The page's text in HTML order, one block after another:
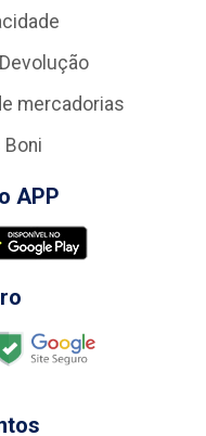
mercadorias
APP